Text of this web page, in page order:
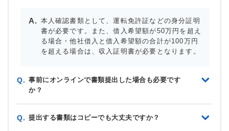
本人確認書類として、運転免許証などの身分証明
書が必要です。また、借入希望額が50万円を超え
る場合・他社借入と借入希望額の合計が100万円
を超える場合は、収入証明書が必要となります。
Q. 事前にオンラインで書類提出した場合も必要です
か？
Q. 提出する書類はコピーでも大丈夫ですか？